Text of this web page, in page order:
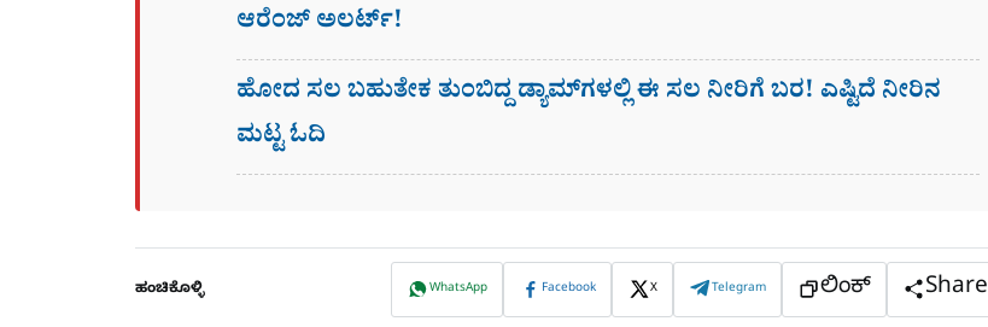
ಆರೆಂಜ್ ಅಲರ್ಟ್!
ಹೋದ ಸಲ ಬಹುತೇಕ ತುಂಬಿದ್ದ ಡ್ಯಾಮ್​ಗಳಲ್ಲಿ ಈ ಸಲ ನೀರಿಗೆ ಬರ! ಎಷ್ಟಿದೆ ನೀರಿನ
ಮಟ್ಟ ಓದಿ
ಹಂಚಿಕೊಳ್ಳಿ WhatsApp Facebook X Telegram ಲಿಂಕ್ Share